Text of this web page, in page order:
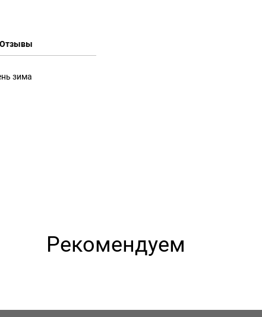
Отзывы
зима
Рекомендуем